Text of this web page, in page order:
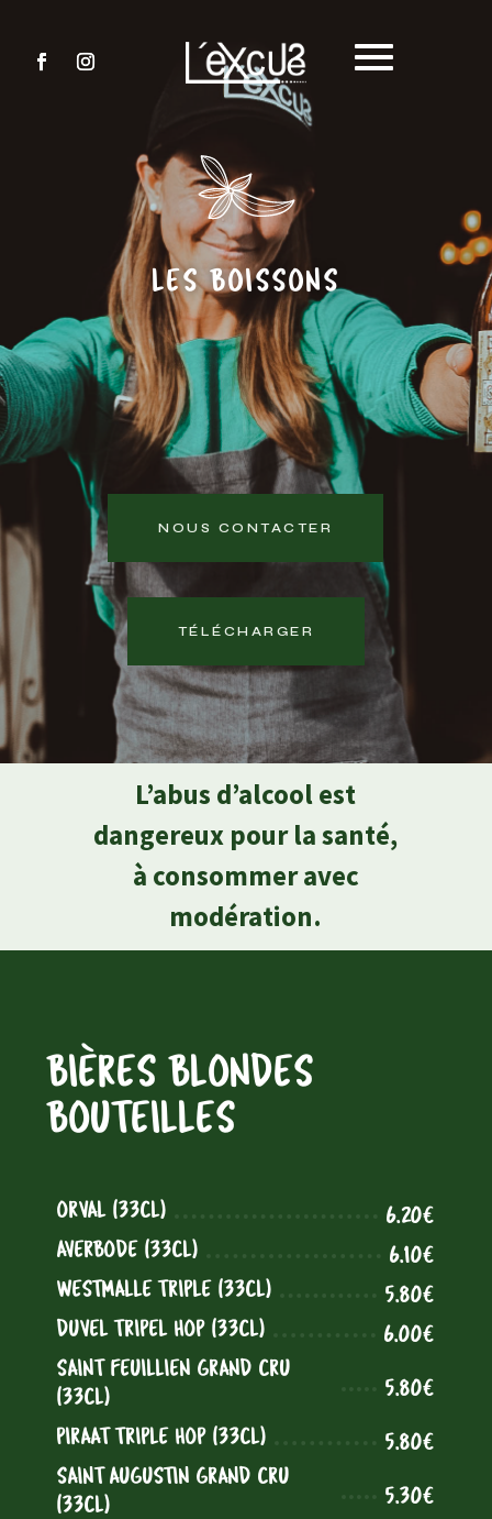
LES BOISSONS
NOUS CONTACTER
TÉLÉCHARGER
L’abus d’alcool est
dangereux pour la santé,
à consommer avec
modération.
BIÈRES BLONDES
BOUTEILLES
ORVAL (33CL)
6.20€
AVERBODE (33CL)
6.10€
WESTMALLE TRIPLE (33CL)
5.80€
DUVEL TRIPEL HOP (33CL)
6.00€
SAINT FEUILLIEN GRAND CRU
(33CL)
5.80€
PIRAAT TRIPLE HOP (33CL)
5.80€
SAINT AUGUSTIN GRAND CRU
(33CL)
5.30€